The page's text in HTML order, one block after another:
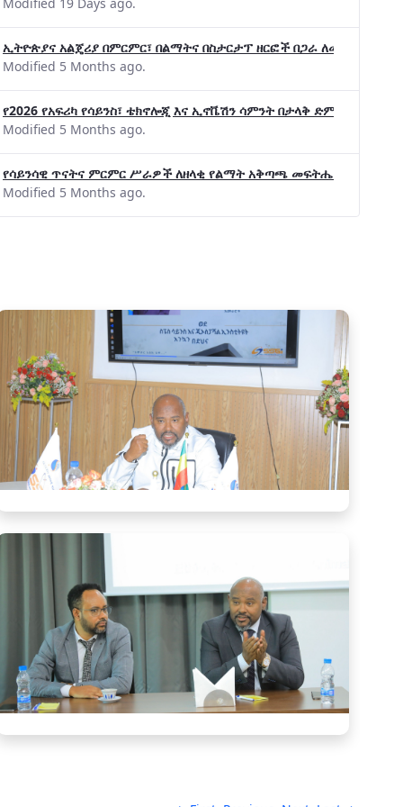
ኢትዮጵያና አልጄሪያ በምርምር፣ በልማትና በስታርታፕ ዘርፎች በጋራ ለመስራት መከሩ፡፡
Modified 5 Months ago.
የ2026 የአፍሪካ የሳይንስ፣ ቴክኖሎጂ እና ኢኖቬሽን ሳምንት በታላቅ ድምቀት
Modified 5 Months ago.
የሳይንሳዊ ጥናትና ምርምር ሥራዎች ለዘላቂ የልማት አቅጣጫ መፍትሔ ጠቋሚ
Modified 5 Months ago.